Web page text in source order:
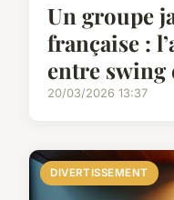
Un groupe
française :
entre swing
20/03/2026 13:37
DIVERTISSEMENT